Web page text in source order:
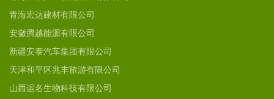
青海宏达建材有限公司
安徽腾越能源有限公司
新疆安泰汽车集团有限公司
天津和平区兆丰旅游有限公司
山西运名生物科技有限公司